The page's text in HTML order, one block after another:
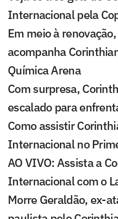
Internacional pela
Em meio à
acompanha
Química Arena
Com surpresa,
escalado para
Como assistir
Internacional no
AO VIVO: Assista a
Internacional com o
Morre Geraldão, ex-